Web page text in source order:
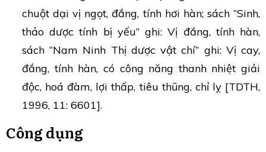
chuột dại vị ngọt, đắng, tính hơi hàn; sách “Sinh,
thảo dược tính bị yếu” ghi: Vị đắng, tính hàn,
sách “Nam Ninh Thị dược vật chí” ghi: Vị cay,
đắng, tính hàn, có công năng thanh nhiệt giải
độc, hoá đàm, lợi thấp, tiêu thũng, chỉ lỵ [TDTH,
1996, 11: 6601].
Công dụng